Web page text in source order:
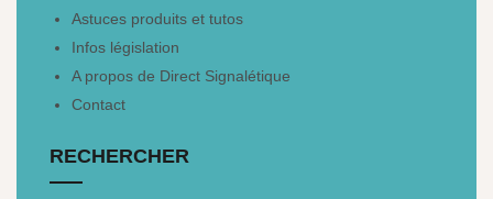
Astuces produits et tutos
Infos législation
A propos de Direct Signalétique
Contact
RECHERCHER